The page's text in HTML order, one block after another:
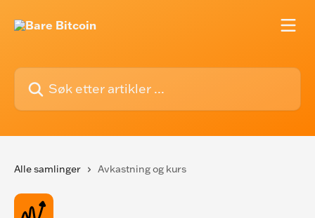
Søk etter artikler ...
Alle samlinger Avkastning og kurs